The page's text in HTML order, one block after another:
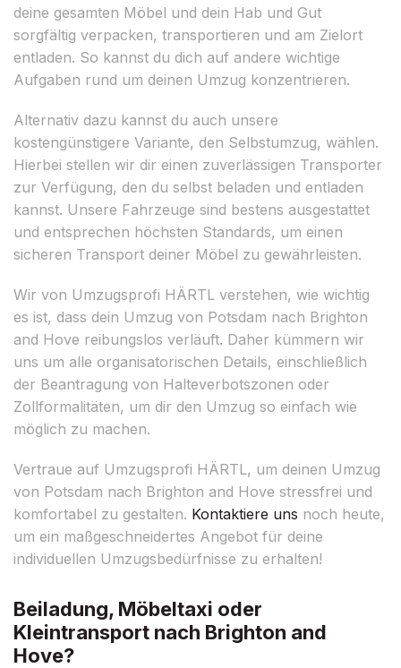
deine gesamten Möbel und dein Hab und Gut
sorgfältig verpacken, transportieren und am Zielort
entladen. So kannst du dich auf andere wichtige
Aufgaben rund um deinen Umzug konzentrieren.
Alternativ dazu kannst du auch unsere
kostengünstigere Variante, den Selbstumzug, wählen.
Hierbei stellen wir dir einen zuverlässigen Transporter
zur Verfügung, den du selbst beladen und entladen
kannst. Unsere Fahrzeuge sind bestens ausgestattet
und entsprechen höchsten Standards, um einen
sicheren Transport deiner Möbel zu gewährleisten.
Wir von Umzugsprofi HÄRTL verstehen, wie wichtig
es ist, dass dein Umzug von Potsdam nach Brighton
and Hove reibungslos verläuft. Daher kümmern wir
uns um alle organisatorischen Details, einschließlich
der Beantragung von Halteverbotszonen oder
Zollformalitäten, um dir den Umzug so einfach wie
möglich zu machen.
Vertraue auf Umzugsprofi HÄRTL, um deinen Umzug
von Potsdam nach Brighton and Hove stressfrei und
komfortabel zu gestalten. Kontaktiere uns noch heute,
um ein maßgeschneidertes Angebot für deine
individuellen Umzugsbedürfnisse zu erhalten!
Beiladung, Möbeltaxi oder
Kleintransport nach Brighton and
Hove?